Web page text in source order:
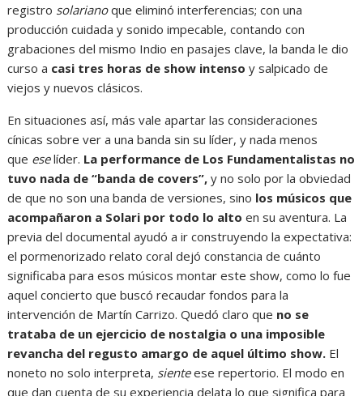
registro solarianoque eliminó interferencias; con una
producción cuidada y sonido impecable, contando con
grabaciones del mismo Indio en pasajes clave, la banda le dio
curso a casi tres horas de show intenso y salpicado de
viejos y nuevos clásicos.
En situaciones así, más vale apartar las consideraciones
cínicas sobre ver a una banda sin su líder, y nada menos
que eselíder. La performance de Los Fundamentalistas no
tuvo nada de “banda de covers”, y no solo por la obviedad
de que no son una banda de versiones, sino los músicos que
acompañaron a Solari por todo lo alto en su aventura. La
previa del documental ayudó a ir construyendo la expectativa:
el pormenorizado relato coral dejó constancia de cuánto
significaba para esos músicos montar este show, como lo fue
aquel concierto que buscó recaudar fondos para la
intervención de Martín Carrizo. Quedó claro que no se
trataba de un ejercicio de nostalgia o una imposible
revancha del regusto amargo de aquel último show. El
noneto no solo interpreta, sienteese repertorio. El modo en
que dan cuenta de su experiencia delata lo que significa para